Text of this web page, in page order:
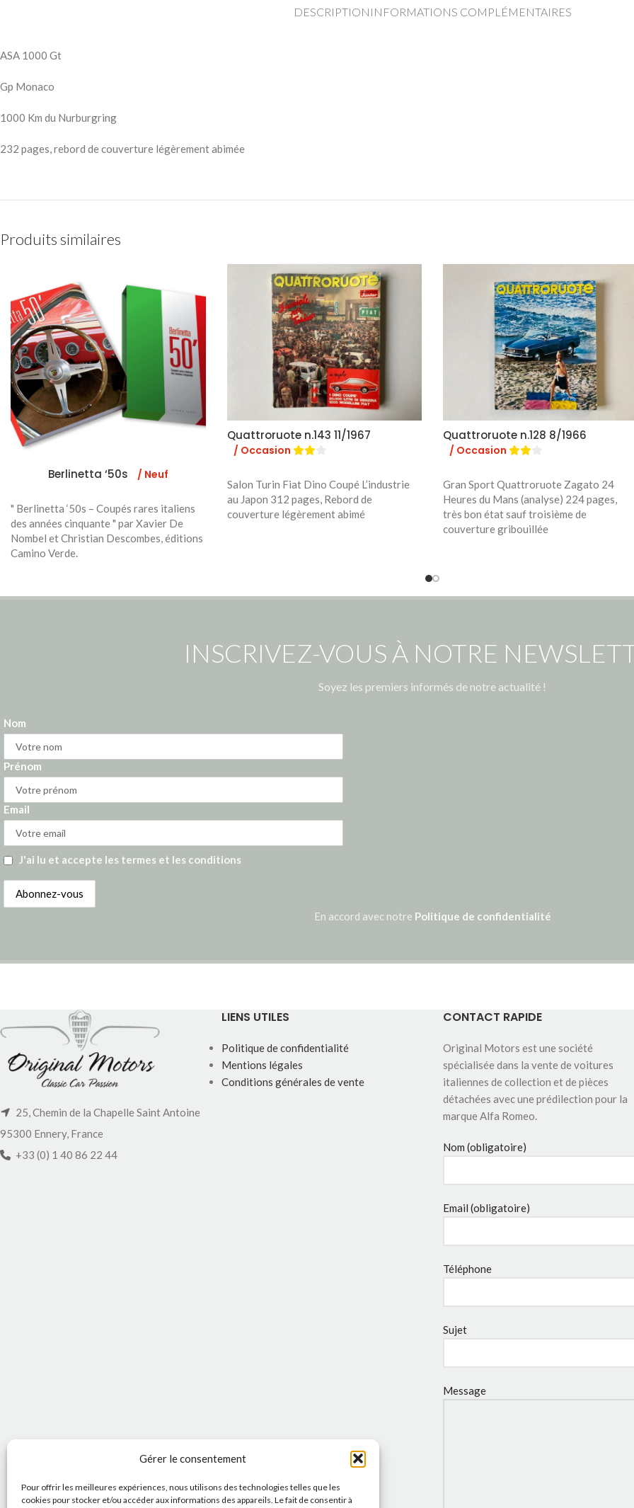
Gérer le consentement
Pour offrir les meilleures expériences, nous utilisons des technologies telles que les
cookies pour stocker et/ou accéder aux informations des appareils. Le fait de consentir à
DESCRIPTION INFORMATIONS COMPLÉMENTAIRES
ASA 1000 Gt
Gp Monaco
1000 Km du Nurburgring
232 pages, rebord de couverture légèrement abimée
Produits similaires
Berlinetta ‘50s / Neuf
" Berlinetta ‘50s – Coupés rares italiens
des années cinquante " par Xavier De
Nombel et Christian Descombes, éditions
Camino Verde.
Quattroruote n.143 11/1967
/ Occasion
Salon Turin Fiat Dino Coupé L’industrie
au Japon 312 pages, Rebord de
couverture légèrement abimé
Quattroruote n.128 8/1966
/ Occasion
Gran Sport Quattroruote Zagato 24
Heures du Mans (analyse) 224 pages,
très bon état sauf troisième de
couverture gribouillée
INSCRIVEZ-VOUS À NOTRE
Soyez les premiers informés de notre actualité !
Nom
Prénom
Email
J'ai lu et accepte les termes et les conditions
En accord avec notre Politique de confidentialité
25, Chemin de la Chapelle Saint Antoine
95300 Ennery, France
+33 (0) 1 40 86 22 44
LIENS UTILES
Politique de confidentialité
Mentions légales
Conditions générales de vente
CONTACT RAPIDE
Original Motors est une société
spécialisée dans la vente de voitures
italiennes de collection et de pièces
détachées avec une prédilection pour la
marque Alfa Romeo.
Nom (obligatoire)
Email (obligatoire)
Téléphone
Sujet
Message